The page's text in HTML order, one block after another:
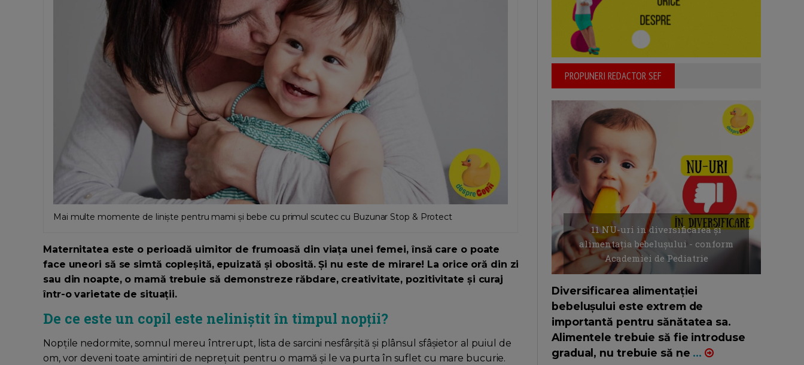
Mai multe momente de liniște pentru mami și bebe cu primul scutec cu Buzunar Stop & Protect
Maternitatea este o perioadă uimitor de frumoasă din viața unei femei, însă care o poate
face uneori să se simtă copleșită, epuizată și obosită. Și nu este de mirare! La orice oră din zi
sau din noapte, o mamă trebuie să demonstreze răbdare, creativitate, pozitivitate și curaj
într-o varietate de situații.
De ce este un copil este neliniștit în timpul nopții?
Nopțile nedormite, somnul mereu întrerupt, lista de sarcini nesfârșită și plânsul sfâșietor al puiul de
om, vor deveni toate amintiri de neprețuit pentru o mamă și le va purta în suflet cu mare bucurie.
PROPUNERI REDACTOR SEF
11 NU-uri in diversificarea și
alimentația bebelușului - conform
Academiei de Pediatrie
Diversificarea alimentației
bebelușului este extrem de
importantă pentru sănătatea sa.
Alimentele trebuie să fie introduse
gradual, nu trebuie să ne ...